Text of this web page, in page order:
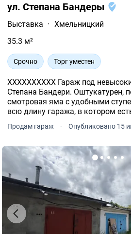
ул. Степана Бандеры
Выставка · Хмельницкий
35.3 м²
Срочно Торг уместен
XXXXXXXXXX Гараж под
Степана Бандери. Оштукатурен,
смотровая яма с удобными
всю длину гаража, в котором
земельный участок. Удобное
Продам гараж · Опубликовано 15